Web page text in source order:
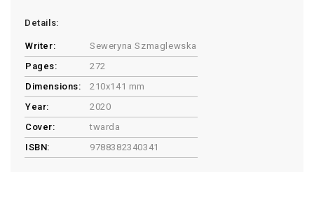
Details:
Writer:
Seweryna Szmaglewska
Pages:
272
Dimensions:
210x141 mm
Year:
2020
Cover:
twarda
ISBN:
9788382340341